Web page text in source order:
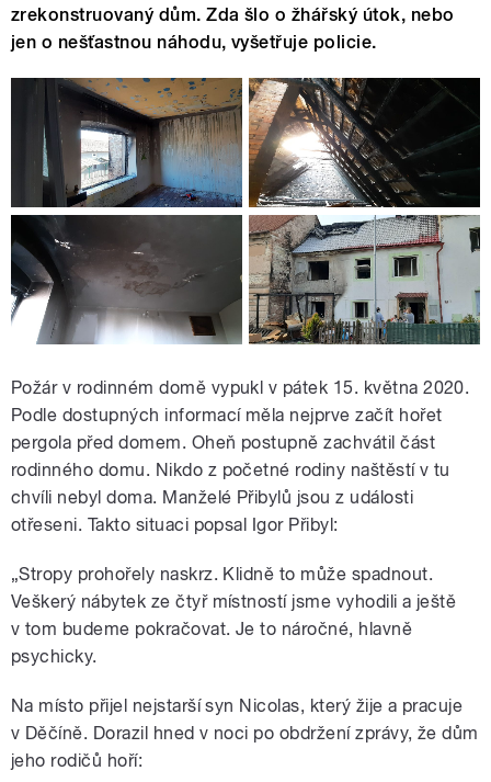
zrekonstruovaný dům. Zda šlo o žhářský útok, nebo
jen o nešťastnou náhodu, vyšetřuje policie.
Požár v rodinném domě vypukl v pátek 15. května 2020.
Podle dostupných informací měla nejprve začít hořet
pergola před domem. Oheň postupně zachvátil část
rodinného domu. Nikdo z početné rodiny naštěstí v tu
chvíli nebyl doma. Manželé Přibylů jsou z události
otřeseni. Takto situaci popsal Igor Přibyl:
„Stropy prohořely naskrz. Klidně to může spadnout.
Veškerý nábytek ze čtyř místností jsme vyhodili a ještě
v tom budeme pokračovat. Je to náročné, hlavně
psychicky.
Na místo přijel nejstarší syn Nicolas, který žije a pracuje
v Děčíně. Dorazil hned v noci po obdržení zprávy, že dům
jeho rodičů hoří: